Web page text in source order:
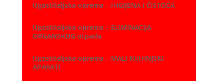
Ugostiteljska oprema – HIGIJENA i ČISTOĆA
Ugostiteljska oprema – ELIMINACIJA
ORGANSKOG otpada
Ugostiteljska oprema – MALI KUHINJSKI
APARATI